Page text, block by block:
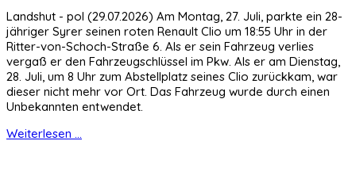
Landshut - pol (29.07.2026) Am Montag, 27. Juli, parkte ein 28-
jähriger Syrer seinen roten Renault Clio um 18:55 Uhr in der
Ritter-von-Schoch-Straße 6. Als er sein Fahrzeug verlies
vergaß er den Fahrzeugschlüssel im Pkw. Als er am Dienstag,
28. Juli, um 8 Uhr zum Abstellplatz seines Clio zurückkam, war
dieser nicht mehr vor Ort. Das Fahrzeug wurde durch einen
Unbekannten entwendet.
Weiterlesen ...